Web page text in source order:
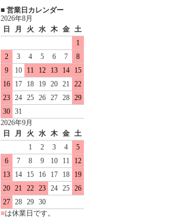
■ 営業日カレンダー
2026年8月
日
月 火 水 木 金 土
1
2
3 4 5 6 7
8
9
10 11 12 13 14
15
16
17 18 19 20 21
22
23 24 25 26 27 28 29
30 31
2026年9月
日
月 火 水 木 金 土
1
2 3 4
5
6
7 8 9 10 11
12
13
14 15 16 17 18
19
20 21 22 23 24 25 26
27 28 29 30
■は休業日です。